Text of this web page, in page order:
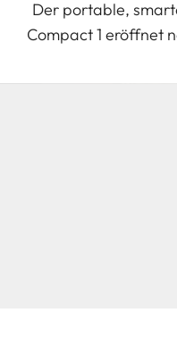
Der portable,
Compact 1 eröffnet